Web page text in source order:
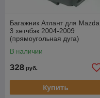
Багажник Атлант для Mazda
3 хетчбэк 2004-2009
(прямоугольная дуга)
В наличии
328 руб.
Купить